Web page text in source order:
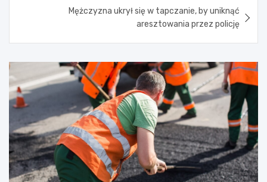
Mężczyzna ukrył się w tapczanie, by uniknąć
aresztowania przez policję